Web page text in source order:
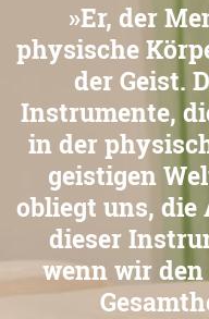
»Er, der
physische
der Geist.
Instrumente,
in der
geistigen
obliegt uns, die
dieser
wenn wir